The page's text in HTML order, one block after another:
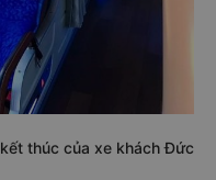
thúc của xe khách Đức